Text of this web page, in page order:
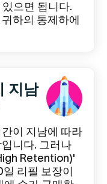
으면 됩니다.
하의 통제하에
지남
이 지남에 따라
니다. 그러나
Retention)'
리필 보장이